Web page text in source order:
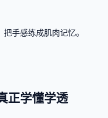
手感练成肌肉记忆。
正学懂学透